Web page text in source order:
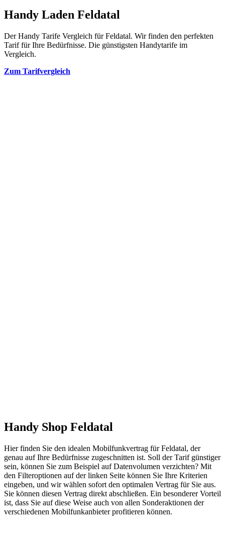
Handy Laden Feldatal
Der Handy Tarife Vergleich für Feldatal. Wir finden den perfekten
Tarif für Ihre Bedürfnisse. Die günstigsten Handytarife im
Vergleich.
Zum Tarifvergleich
Handy Shop Feldatal
Hier finden Sie den idealen Mobilfunkvertrag für Feldatal, der
genau auf Ihre Bedürfnisse zugeschnitten ist. Soll der Tarif günstiger
sein, können Sie zum Beispiel auf Datenvolumen verzichten? Mit
den Filteroptionen auf der linken Seite können Sie Ihre Kriterien
eingeben, und wir wählen sofort den optimalen Vertrag für Sie aus.
Sie können diesen Vertrag direkt abschließen. Ein besonderer Vorteil
ist, dass Sie auf diese Weise auch von allen Sonderaktionen der
verschiedenen Mobilfunkanbieter profitieren können.